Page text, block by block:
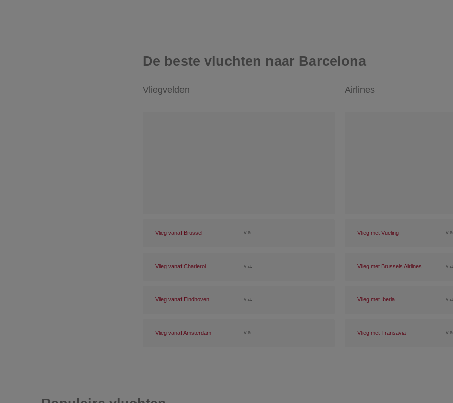
De beste vluchten naar Barcelona
Vliegvelden
Vlieg vanaf Brussel v.a.
Vlieg vanaf Charleroi v.a.
Vlieg vanaf Eindhoven v.a.
Vlieg vanaf Amsterdam v.a.
Airlines
Vlieg met Vueling
Vlieg met Brussels Airlines
Vlieg met Iberia
Vlieg met Transavia